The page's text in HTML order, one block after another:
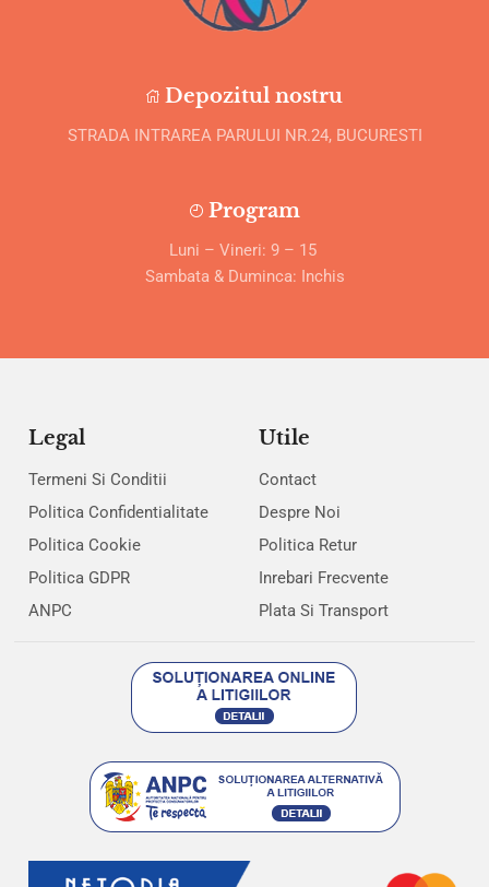
Depozitul nostru
STRADA INTRAREA PARULUI NR.24, BUCURESTI
Program
Luni – Vineri: 9 – 15
Sambata & Duminca: Inchis
Legal
Termeni Si Conditii
Politica Confidentialitate
Politica Cookie
Politica GDPR
ANPC
Utile
Contact
Despre Noi
Politica Retur
Inrebari Frecvente
Plata Si Transport